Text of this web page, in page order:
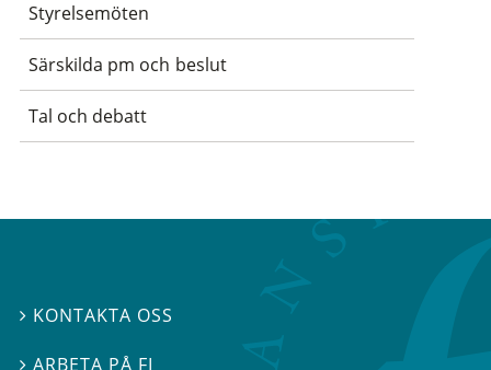
Styrelsemöten
Särskilda pm och beslut
Tal och debatt
 KONTAKTA OSS
 ARBETA PÅ FI